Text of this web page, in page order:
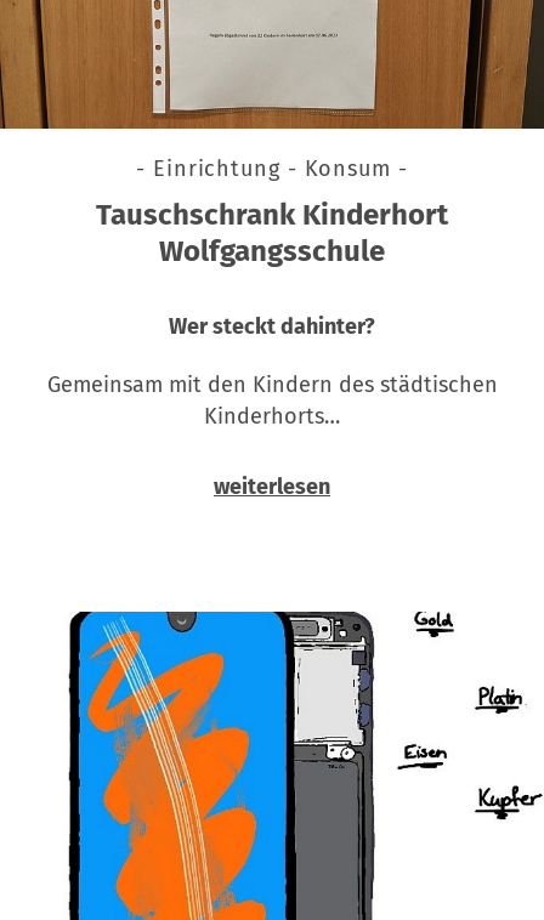
- Einrichtung - Konsum -
Tauschschrank Kinderhort
Wolfgangsschule
Wer steckt dahinter?
Gemeinsam mit den Kindern des städtischen
Kinderhorts…
weiterlesen